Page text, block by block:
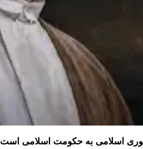
اسلامی به حکومت اسلامی است